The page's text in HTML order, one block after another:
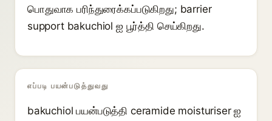
பொதுவாக பரிந்துரைக்கப்படுகிறது; barrier
support bakuchiol ஐ பூர்த்தி செய்கிறது.
எப்படி பயன்படுத்துவது
bakuchiol பயன்படுத்தி ceramide moisturiser ஐ